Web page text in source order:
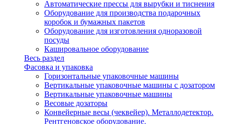
Автоматические прессы для вырубки и тиснения
Оборудование для производства подарочных
коробок и бумажных пакетов
Оборудование для изготовления одноразовой
посуды
Кашировальное оборудование
Весь раздел
Фасовка и упаковка
Горизонтальные упаковочные машины
Вертикальные упаковочные машины с дозатором
Вертикальные упаковочные машины
Весовые дозаторы
Конвейерные весы (чеквейер). Металлодетектор.
Рентгеновское оборудование.